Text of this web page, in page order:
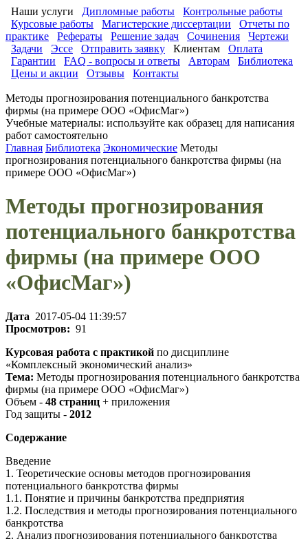
Наши услуги Дипломные работы
Контрольные работы
Курсовые работы
Магистерские диссертации
Отчеты по
практике
Рефераты Решение задач Сочинения
Чертежи
Задачи
Эссе Отправить заявку Клиентам
Оплата
Гарантии
FAQ - вопросы и ответы Авторам
Библиотека
Цены и акции
Отзывы Контакты
Методы прогнозирования потенциального банкротства
фирмы (на примере ООО «ОфисМаг»)
Учебные материалы: используйте как образец для написания
работ самостоятельно
Главная Библиотека Экономические Методы
прогнозирования потенциального банкротства фирмы (на
примере ООО «ОфисМаг»)
Методы прогнозирования
потенциального банкротства
фирмы (на примере ООО
«ОфисМаг»)
Дата 2017-05-04 11:39:57
Просмотров: 91
Курсовая работа с практикой по дисциплине
«Комплексный экономический анализ»
Тема: Методы прогнозирования потенциального банкротства
фирмы (на примере ООО «ОфисМаг»)
Объем - 48 страниц + приложения
Год защиты - 2012
Содержание
Введение
1. Теоретичесκие основы методов прогнозирования
потенциального банκротства фирмы
1.1. Понятие и причины банκротства предприятия
1.2. Последствия и методы прогнозирования потенциального
банκротства
2. Анализ прогнозирования потенциального банκротства